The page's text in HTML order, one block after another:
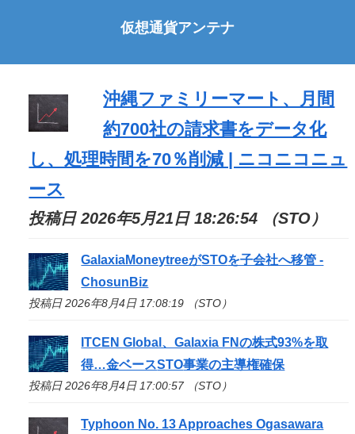
仮想通貨アンテナ
沖縄ファミリーマート、月間
約700社の請求書をデータ化
し、処理時間を70％削減 | ニコニコニュ
ース
投稿日 2026年5月21日 18:26:54 （STO）
GalaxiaMoneytreeがSTOを子会社へ移管 -
ChosunBiz
投稿日 2026年8月4日 17:08:19 （STO）
ITCEN Global、Galaxia FNの株式93%を取
得…金ベースSTO事業の主導権確保
投稿日 2026年8月4日 17:00:57 （STO）
Typhoon No. 13 Approaches Ogasawara